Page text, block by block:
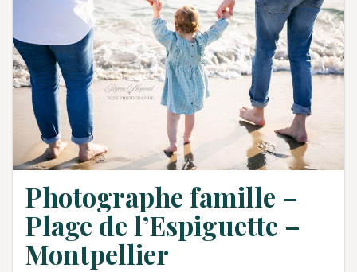
Photographe famille –
Plage de l’Espiguette –
Montpellier